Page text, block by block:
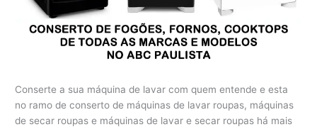
Conserte a sua máquina de lavar com quem entende e esta
no ramo de conserto de máquinas de lavar roupas, máquinas
de secar roupas e máquinas de lavar e secar roupas há mais